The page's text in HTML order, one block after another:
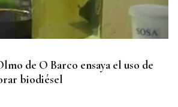
de O Barco ensaya el uso de
biodiésel